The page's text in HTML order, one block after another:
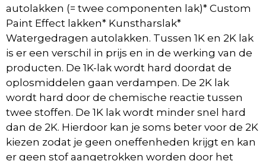
autolakken (= twee componenten lak)* Custom
Paint Effect lakken* Kunstharslak*
Watergedragen autolakken. Tussen 1K en 2K lak
is er een verschil in prijs en in de werking van de
producten. De 1K-lak wordt hard doordat de
oplosmiddelen gaan verdampen. De 2K lak
wordt hard door de chemische reactie tussen
twee stoffen. De 1K lak wordt minder snel hard
dan de 2K. Hierdoor kan je soms beter voor de 2K
kiezen zodat je geen oneffenheden krijgt en kan
er geen stof aangetrokken worden door het